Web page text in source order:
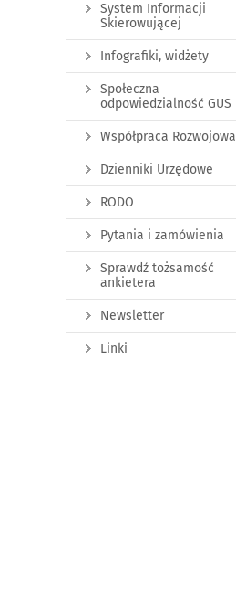
System Informacji
Skierowującej
Infografiki, widżety
Społeczna
odpowiedzialność GUS
Współpraca Rozwojowa
Dzienniki Urzędowe
RODO
Pytania i zamówienia
Sprawdź tożsamość
ankietera
Newsletter
Linki